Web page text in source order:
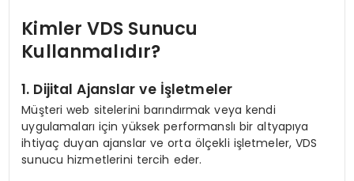
Kimler VDS Sunucu
Kullanmalıdır?
1. Dijital Ajanslar ve İşletmeler
Müşteri web sitelerini barındırmak veya kendi
uygulamaları için yüksek performanslı bir altyapıya
ihtiyaç duyan ajanslar ve orta ölçekli işletmeler, VDS
sunucu hizmetlerini tercih eder.